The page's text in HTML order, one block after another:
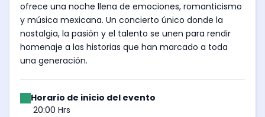
ofrece una noche llena de emociones, romanticismo
y música mexicana. Un concierto único donde la
nostalgia, la pasión y el talento se unen para rendir
homenaje a las historias que han marcado a toda
una generación.
Horario de inicio del evento
20:00 Hrs